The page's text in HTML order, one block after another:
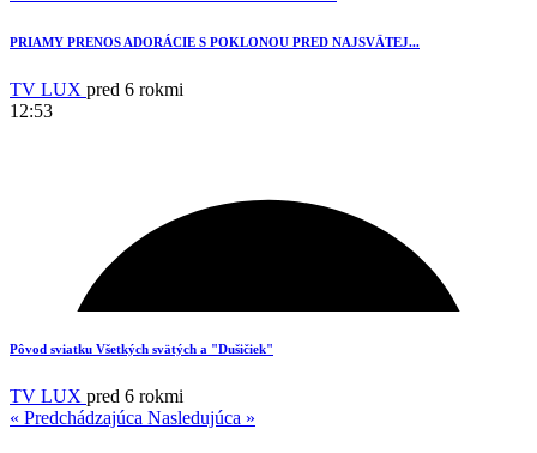
PRIAMY PRENOS ADORÁCIE S POKLONOU PRED NAJSVÄTEJ...
TV LUX pred 6 rokmi
12:53
Pôvod sviatku Všetkých svätých a "Dušičiek"
TV LUX pred 6 rokmi
« Predchádzajúca Nasledujúca »